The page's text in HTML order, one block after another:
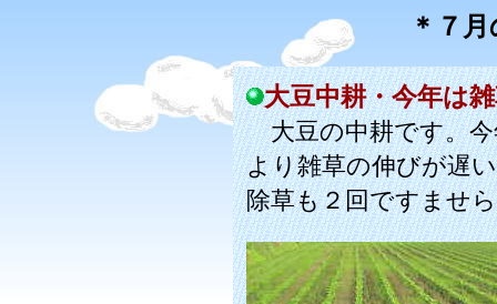
＊７
大豆中耕・今年は
大豆の中耕です。今
より雑草の伸びが遅
除草も２回ですませ